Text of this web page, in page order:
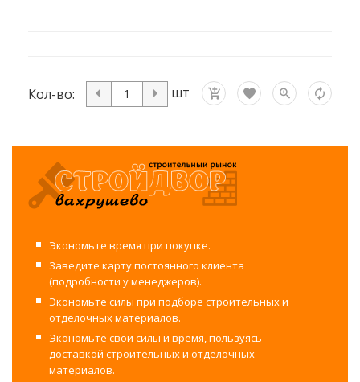
Кол-во: шт
Экономьте время при покупке.
Заведите карту постоянного клиента
(подробности у менеджеров).
Экономьте силы при подборе строительных и
отделочных материалов.
Экономьте свои силы и время, пользуясь
доставкой строительных и отделочных
материалов.